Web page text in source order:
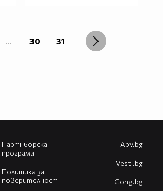
... 30 31
Партньорска
програма
Политика за
поверителност
Abv.bg
Vesti.bg
Gong.bg